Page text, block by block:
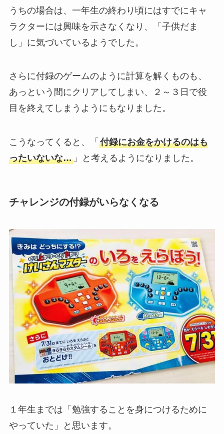
うちの場合は、一年生の終わり頃にはすでにキャ
ラクターには興味を示さなくなり、「子供だま
し」に気づいているようでした。
さらに付録のゲームのように計算を解くものも、
あっという間にクリアしてしまい、
２～３日で役
目を終えてしまう ようにもなりました。
こうなってくると、「 付録にお金をかけるのはも
ったいないな…」と考えるようになりました。
チャレンジの付録がいらなくなる
１年生までは「 勉強することを身につけるために
やっていた 」と思います。